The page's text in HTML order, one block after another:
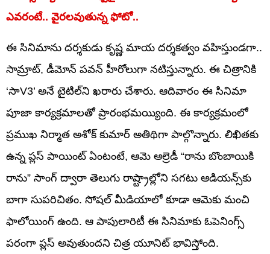
ఎవరంటే.. వైరలవుతున్న ఫోటో..
ఈ సినిమాను దర్శకుడు కృష్ణ మాయ దర్శకత్వం వహిస్తుండగా..
సామ్రాట్, డీమోన్ పవన్ హీరోలుగా నటిస్తున్నారు. ఈ చిత్రానికి
‘సాV3’ అనే టైటిల్‌ని ఖరారు చేశారు. ఆదివారం ఈ సినిమా
పూజా కార్యక్రమాలతో ప్రారంభమయ్యింది. ఈ కార్యక్రమంలో
ప్రముఖ నిర్మాత అశోక్ కుమార్ అతిథిగా పాల్గొన్నారు. లిఖితకు
ఉన్న ప్లస్ పాయింట్ ఏంటంటే, ఆమె ఆల్రెడీ “రాను బొంబాయికి
రాను” సాంగ్ ద్వారా తెలుగు రాష్ట్రాల్లోని సగటు ఆడియన్స్‌కు
బాగా సుపరిచితం. సోషల్ మీడియాలో కూడా ఆమెకు మంచి
ఫాలోయింగ్ ఉంది. ఆ పాపులారిటీ ఈ సినిమాకు ఓపెనింగ్స్
పరంగా ప్లస్ అవుతుందని చిత్ర యూనిట్ భావిస్తోంది.